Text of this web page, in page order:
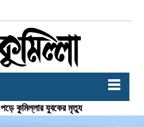
কুমিল্লার যুবকের মৃত্যু